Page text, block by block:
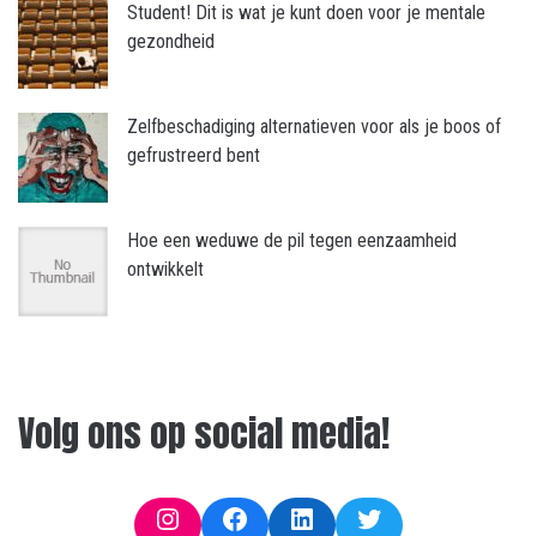
Student! Dit is wat je kunt doen voor je mentale
gezondheid
Zelfbeschadiging alternatieven voor als je boos of
gefrustreerd bent
Hoe een weduwe de pil tegen eenzaamheid
ontwikkelt
Volg ons op social media!
InstagramFacebookLinkedInTwitter